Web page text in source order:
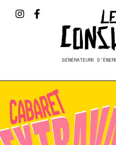
GÉNÉRATEURS